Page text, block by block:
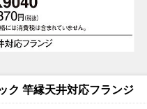
ク 竿縁天井対応フランジ